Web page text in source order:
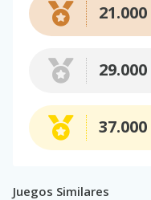
21.000
29.000
37.000
Juegos Similares